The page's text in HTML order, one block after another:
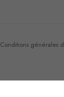
Conditions générales